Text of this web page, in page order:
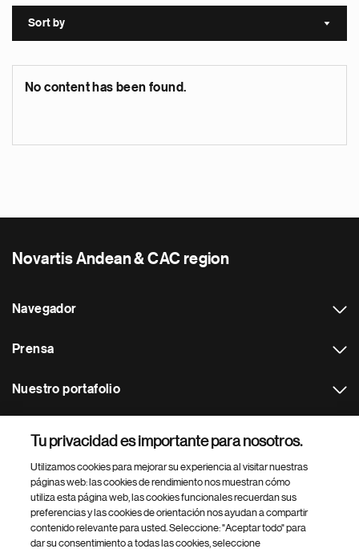
Sort by Sort
No content has been found.
Novartis Andean & CAC region
Navegador
Prensa
Nuestro portafolio
Footer Site Search
Tu privacidad es importante para nosotros.
Utilizamos cookies para mejorar su experiencia al visitar nuestras
páginas web: las cookies de rendimiento nos muestran cómo
utiliza esta página web, las cookies funcionales recuerdan sus
preferencias y las cookies de orientación nos ayudan a compartir
contenido relevante para usted. Seleccione: "Aceptar todo" para
dar su consentimiento a todas las cookies, seleccione